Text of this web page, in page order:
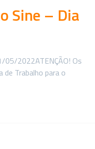
Sine – Dia
05/2022ATENÇÃO! Os
de Trabalho para o